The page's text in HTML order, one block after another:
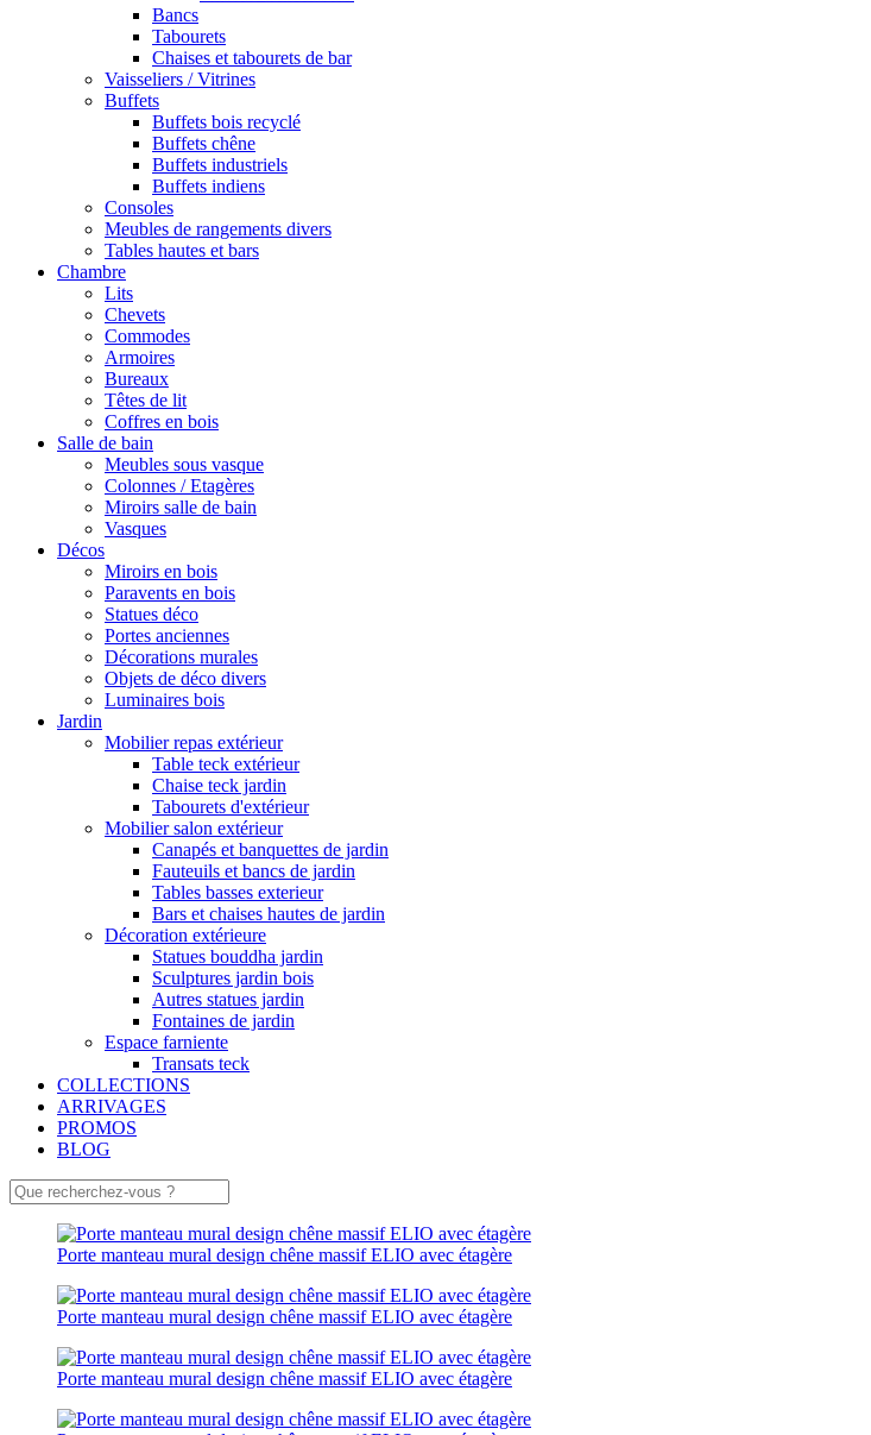
Bancs
Tabourets
Chaises et tabourets de bar
Vaisseliers / Vitrines
Buffets
Buffets bois recyclé
Buffets chêne
Buffets industriels
Buffets indiens
Consoles
Meubles de rangements divers
Tables hautes et bars
Chambre
Lits
Chevets
Commodes
Armoires
Bureaux
Têtes de lit
Coffres en bois
Salle de bain
Meubles sous vasque
Colonnes / Etagères
Miroirs salle de bain
Vasques
Décos
Miroirs en bois
Paravents en bois
Statues déco
Portes anciennes
Décorations murales
Objets de déco divers
Luminaires bois
Jardin
Mobilier repas extérieur
Table teck extérieur
Chaise teck jardin
Tabourets d'extérieur
Mobilier salon extérieur
Canapés et banquettes de jardin
Fauteuils et bancs de jardin
Tables basses exterieur
Bars et chaises hautes de jardin
Décoration extérieure
Statues bouddha jardin
Sculptures jardin bois
Autres statues jardin
Fontaines de jardin
Espace farniente
Transats teck
COLLECTIONS
ARRIVAGES
PROMOS
BLOG
Porte manteau mural design chêne massif ELIO avec étagère
Porte manteau mural design chêne massif ELIO avec étagère
Porte manteau mural design chêne massif ELIO avec étagère